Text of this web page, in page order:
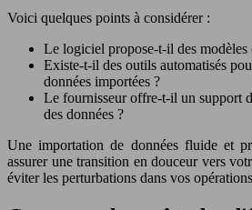
Voici quelques points à considérer :
Le logiciel propose-t-il des
Existe-t-il des outils automatisés
données importées ?
Le fournisseur offre-t-il un support
des données ?
Une importation de données fluide et
assurer une transition en douceur vers
éviter les perturbations dans vos